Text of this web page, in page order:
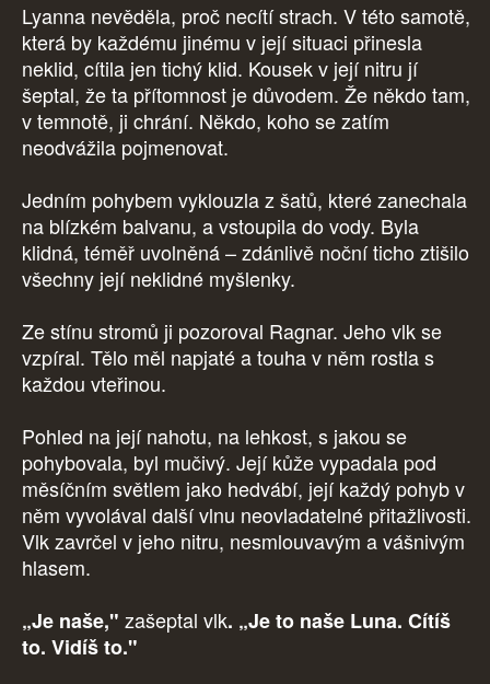
Lyanna nevěděla, proč necítí strach. V této samotě,
která by každému jinému v její situaci přinesla
neklid, cítila jen tichý klid. Kousek v její nitru jí
šeptal, že ta přítomnost je důvodem. Že někdo tam,
v temnotě, ji chrání. Někdo, koho se zatím
neodvážila pojmenovat.
Jedním pohybem vyklouzla z šatů, které zanechala
na blízkém balvanu, a vstoupila do vody. Byla
klidná, téměř uvolněná – zdánlivě noční ticho ztišilo
všechny její neklidné myšlenky.
Ze stínu stromů ji pozoroval Ragnar. Jeho vlk se
vzpíral. Tělo měl napjaté a touha v něm rostla s
každou vteřinou.
Pohled na její nahotu, na lehkost, s jakou se
pohybovala, byl mučivý. Její kůže vypadala pod
měsíčním světlem jako hedvábí, její každý pohyb v
něm vyvolával další vlnu neovladatelné přitažlivosti.
Vlk zavrčel v jeho nitru, nesmlouvavým a vášnivým
hlasem.
„Je naše," zašeptal vlk. „Je to naše Luna. Cítíš
to. Vidíš to."